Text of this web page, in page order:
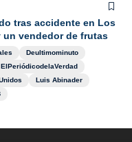
tras accidente en Los
vendedor de frutas
Deultimominuto
ElPeriódicodelaVerdad
Luis Abinader